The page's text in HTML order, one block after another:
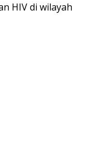
HIV di wilayah